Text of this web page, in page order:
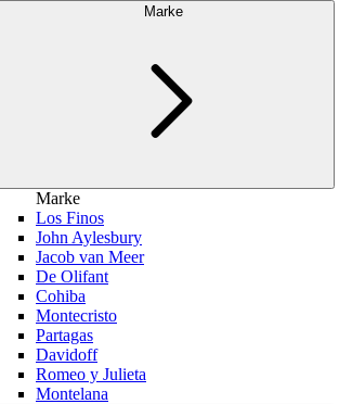
Marke
Marke
Los Finos
John Aylesbury
Jacob van Meer
De Olifant
Cohiba
Montecristo
Partagas
Davidoff
Romeo y Julieta
Montelana